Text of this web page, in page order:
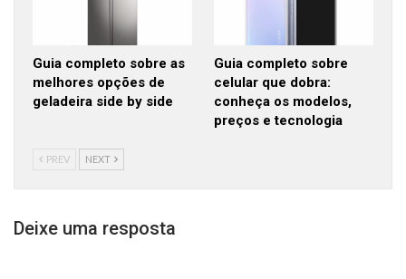
Guia completo sobre as
melhores opções de
geladeira side by side
Guia completo sobre
celular que dobra:
conheça os modelos,
preços e tecnologia
PREV NEXT
Deixe uma resposta